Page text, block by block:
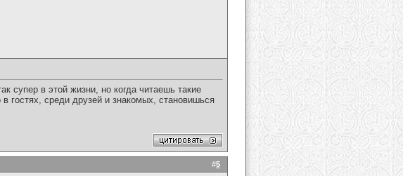
в этой жизни, но когда читаешь такие
гостях, среди друзей и знакомых, становишься
#5